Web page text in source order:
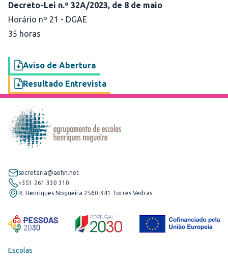
Decreto-Lei n.º 32A/2023, de 8 de maio
Horário nº 21 - DGAE
35 horas
Aviso de Abertura
Resultado Entrevista
secretaria@aehn.net
+351 261 330 310
R. Henriques Nogueira 2560-341 Torres Vedras
Escolas